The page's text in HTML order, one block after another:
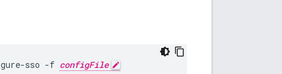
sso -f configFile